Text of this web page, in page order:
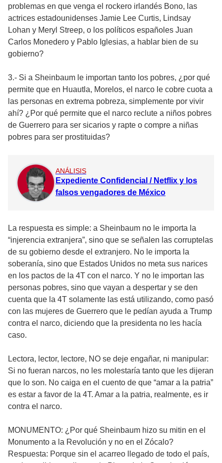
problemas en que venga el rockero irlandés Bono, las
actrices estadounidenses Jamie Lee Curtis, Lindsay
Lohan y Meryl Streep, o los políticos españoles Juan
Carlos Monedero y Pablo Iglesias, a hablar bien de su
gobierno?
3.- Si a Sheinbaum le importan tanto los pobres, ¿por qué
permite que en Huautla, Morelos, el narco le cobre cuota a
las personas en extrema pobreza, simplemente por vivir
ahí? ¿Por qué permite que el narco reclute a niños pobres
de Guerrero para ser sicarios y rapte o compre a niñas
pobres para ser prostituidas?
ANÁLISIS
Expediente Confidencial / Netflix y los
falsos vengadores de México
La respuesta es simple: a Sheinbaum no le importa la
“injerencia extranjera”, sino que se señalen las corruptelas
de su gobierno desde el extranjero. No le importa la
soberanía, sino que Estados Unidos no meta sus narices
en los pactos de la 4T con el narco. Y no le importan las
personas pobres, sino que vayan a despertar y se den
cuenta que la 4T solamente las está utilizando, como pasó
con las mujeres de Guerrero que le pedían ayuda a Trump
contra el narco, diciendo que la presidenta no les hacía
caso.
Lectora, lector, lectore, NO se deje engañar, ni manipular:
Si no fueran narcos, no les molestaría tanto que les dijeran
que lo son. No caiga en el cuento de que “amar a la patria”
es estar a favor de la 4T. Amar a la patria, realmente, es ir
contra el narco.
MONUMENTO: ¿Por qué Sheinbaum hizo su mitin en el
Monumento a la Revolución y no en el Zócalo?
Respuesta: Porque sin el acarreo llegado de todo el país,